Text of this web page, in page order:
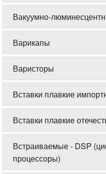
Вакуумно-
Варикапы
Варисторы
Вставки плавкие
Вставки плавкие
Встраиваемые - DSP
процессоры)